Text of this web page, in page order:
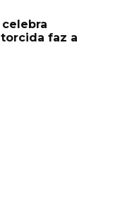
faz a